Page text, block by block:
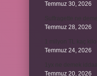
Temmuz 30, 2026
Temmuz 28, 2026
Temmuz 24, 2026
Temmuz 20, 2026